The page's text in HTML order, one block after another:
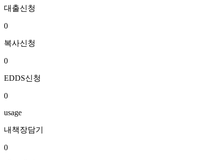
대출신청
0
복사신청
0
EDDS신청
0
usage
내책장담기
0